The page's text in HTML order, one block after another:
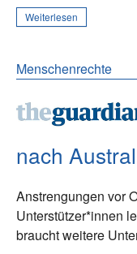
Weiterlesen
Menschenrechte
nach
Anstrengungen vor
Unterstützer*innen
braucht weitere